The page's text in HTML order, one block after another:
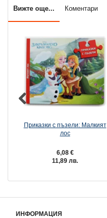
Вижте още... Коментари
Приказки с пъзели: Малкият
лос
6,08 €
11,89 лв.
ИНФОРМАЦИЯ